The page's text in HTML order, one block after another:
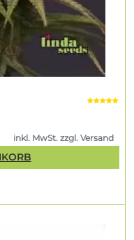
inkl. MwSt. zzgl. Versand